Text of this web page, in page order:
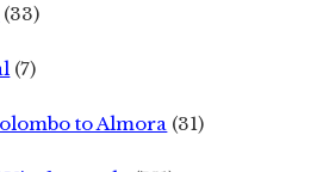
(33)
(7)
to Almora (31)